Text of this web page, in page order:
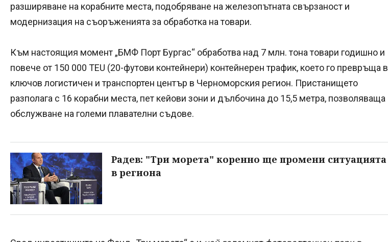
разширяване на корабните места, подобряване на железопътната свързаност и
модернизация на съоръженията за обработка на товари.
Към настоящия момент „БМФ Порт Бургас“ обработва над 7 млн. тона товари годишно и
повече от 150 000 TEU (20-футови контейнери) контейнерен трафик, което го превръща в
ключов логистичен и транспортен център в Черноморския регион. Пристанището
разполага с 16 корабни места, пет кейови зони и дълбочина до 15,5 метра, позволяваща
обслужване на големи плавателни съдове.
Радев: "Три морета" коренно ще промени ситуацията
в региона